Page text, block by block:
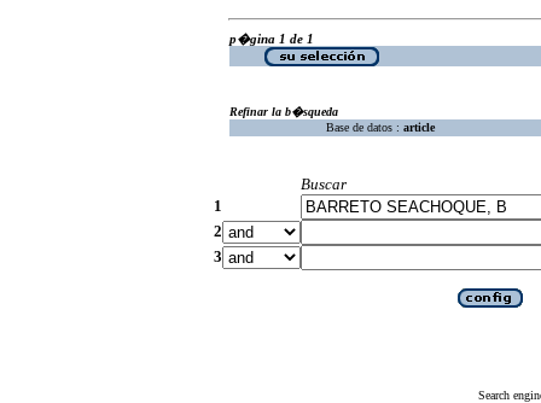
p�gina 1 de 1
Refinar la b�squeda
Base de datos : article
Buscar
1
2
3
Search